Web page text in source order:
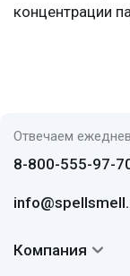
концентрации
Отвечаем
8-800-555-97-
Компания